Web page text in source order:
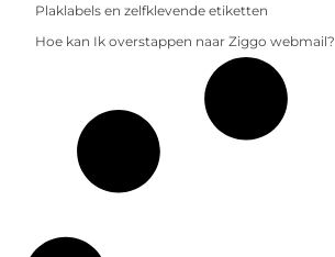
Plaklabels en zelfklevende etiketten
Hoe kan Ik overstappen naar Ziggo webmail?